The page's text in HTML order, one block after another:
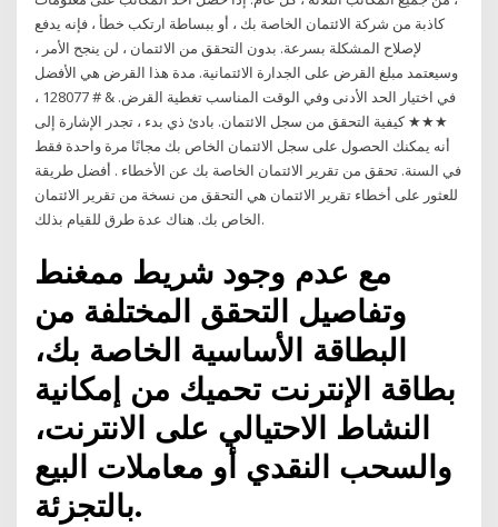
كاذبة من شركة الائتمان الخاصة بك ، أو ببساطة ارتكب خطأ ، فإنه يدفع
لإصلاح المشكلة بسرعة. بدون التحقق من الائتمان ، لن ينجح الأمر ،
وسيعتمد مبلغ القرض على الجدارة الائتمانية. مدة هذا القرض هي الأفضل
في اختيار الحد الأدنى وفي الوقت المناسب تغطية القرض. & # 128077 ،
★★★ كيفية التحقق من سجل الائتمان. بادئ ذي بدء ، تجدر الإشارة إلى
أنه يمكنك الحصول على سجل الائتمان الخاص بك مجانًا مرة واحدة فقط
في السنة. تحقق من تقرير الائتمان الخاصة بك عن الأخطاء . أفضل طريقة
للعثور على أخطاء تقرير الائتمان هي التحقق من نسخة من تقرير الائتمان
الخاص بك. هناك عدة طرق للقيام بذلك.
مع عدم وجود شريط ممغنط
وتفاصيل التحقق المختلفة من
البطاقة الأساسية الخاصة بك،
بطاقة الإنترنت تحميك من إمكانية
النشاط الاحتيالي على الانترنت،
والسحب النقدي أو معاملات البيع
بالتجزئة.